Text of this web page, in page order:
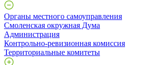
Органы местного самоуправления
Смоленская окружная Дума
Администрация
Контрольно-ревизионная комиссия
Территориальные комитеты